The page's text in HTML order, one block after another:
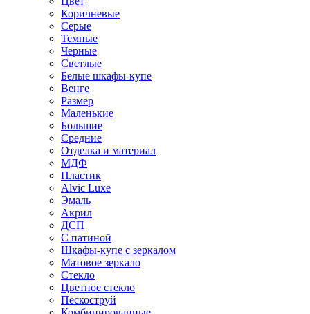
Коричневые
Серые
Темные
Черные
Светлые
Белые шкафы-купе
Венге
Размер
Маленькие
Большие
Средние
Отделка и материал
МДФ
Пластик
Alvic Luxe
Эмаль
Акрил
ДСП
С патиной
Шкафы-купе с зеркалом
Матовое зеркало
Стекло
Цветное стекло
Пескоструй